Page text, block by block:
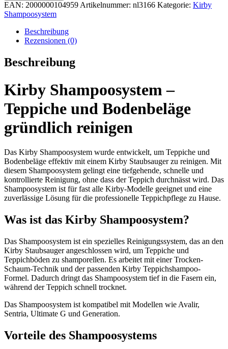
EAN: 2000000104959 Artikelnummer: nl3166 Kategorie: Kirby
Shampoosystem
Beschreibung
Rezensionen (0)
Beschreibung
Kirby Shampoosystem –
Teppiche und Bodenbeläge
gründlich reinigen
Das Kirby Shampoosystem wurde entwickelt, um Teppiche und
Bodenbeläge effektiv mit einem Kirby Staubsauger zu reinigen. Mit
diesem Shampoosystem gelingt eine tiefgehende, schnelle und
kontrollierte Reinigung, ohne dass der Teppich durchnässt wird. Das
Shampoosystem ist für fast alle Kirby-Modelle geeignet und eine
zuverlässige Lösung für die professionelle Teppichpflege zu Hause.
Was ist das Kirby Shampoosystem?
Das Shampoosystem ist ein spezielles Reinigungssystem, das an den
Kirby Staubsauger angeschlossen wird, um Teppiche und
Teppichböden zu shamporellen. Es arbeitet mit einer Trocken-
Schaum-Technik und der passenden Kirby Teppichshampoo-
Formel. Dadurch dringt das Shampoosystem tief in die Fasern ein,
während der Teppich schnell trocknet.
Das Shampoosystem ist kompatibel mit Modellen wie Avalir,
Sentria, Ultimate G und Generation.
Vorteile des Shampoosystems